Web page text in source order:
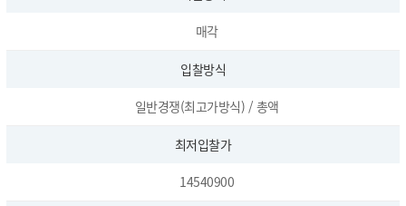
매각
입찰방식
일반경쟁(최고가방식) / 총액
최저입찰가
14540900